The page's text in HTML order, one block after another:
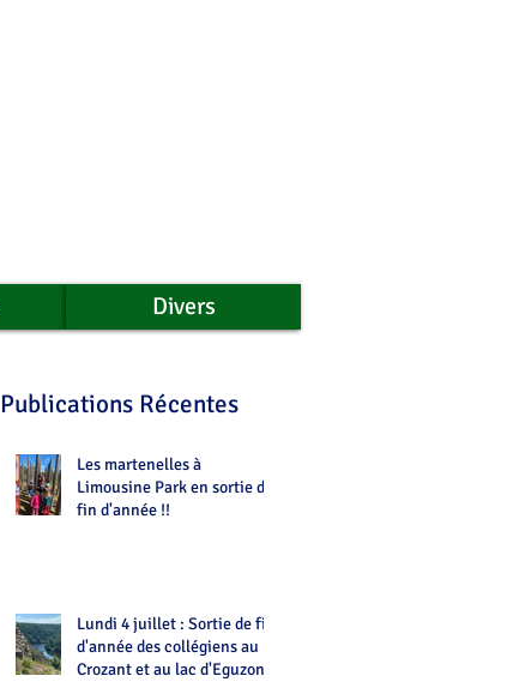
Divers
Publications Récentes
Les martenelles à
Limousine Park en sortie de
fin d'année !!
Lundi 4 juillet : Sortie de fin
d'année des collégiens au
Crozant et au lac d'Eguzon